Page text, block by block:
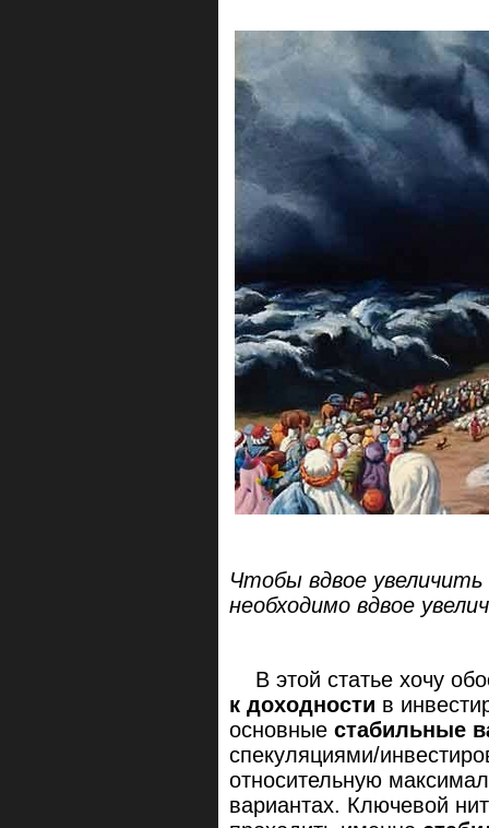
Чтобы вдвое
необходимо вдвое
В этой статье хочу
к доходности в
основные стабильные
спекуляциями/
относительную
вариантах. Ключевой